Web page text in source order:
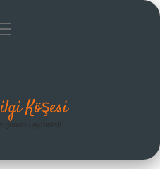
Köşesi
gününü aydınlat!